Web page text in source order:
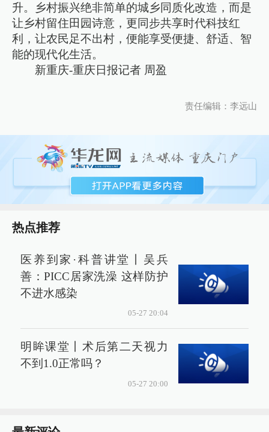
升。乡村振兴绝非简单的城乡同质化改造，而是
让乡村留住田园诗意，更同步共享时代科技红
利，让农民足不出村，便能享受便捷、舒适、智
能的现代化生活。
新重庆-重庆日报记者 周盈
责任编辑：李远山
热点推荐
医养到家·科普讲堂丨吴兵
善：PICC居家洗澡 这样防护
不进水感染
05-27 20:04
明眸课堂丨术后第二天视力
不到1.0正常吗？
05-27 20:00